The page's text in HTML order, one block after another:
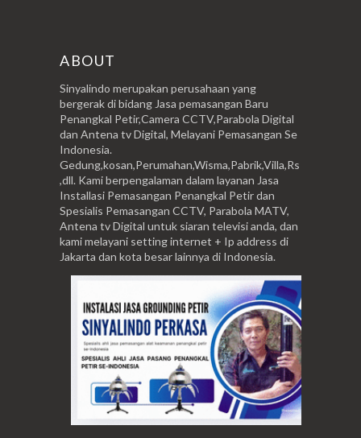
ABOUT
Sinyalindo merupakan perusahaan yang
bergerak di bidang Jasa pemasangan Baru
Penangkal Petir,Camera CCTV,Parabola Digital
dan Antena tv Digital, Melayani Pemasangan Se
Indonesia.
Gedung,kosan,Perumahan,Wisma,Pabrik,Villa,Rs
,dll. Kami berpengalaman dalam layanan Jasa
Installasi Pemasangan Penangkal Petir dan
Spesialis Pemasangan CCTV, Parabola MATV,
Antena tv Digital untuk siaran televisi anda, dan
kami melayani setting internet + Ip address di
Jakarta dan kota besar lainnya di Indonesia.